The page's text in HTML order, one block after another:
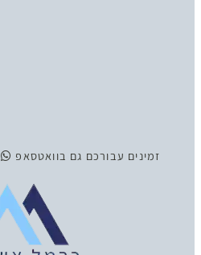
זמינים עבורכם גם בוואטסאפ